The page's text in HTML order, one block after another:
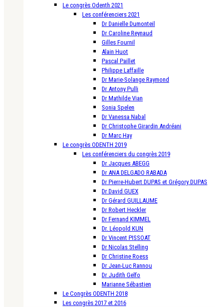
Le congrès Odenth 2021
Les conférenciers 2021
Dr Danielle Dumonteil
Dr Caroline Reynaud
Gilles Fournil
Alain Huot
Pascal Paillet
Philippe Laffaille
Dr Marie-Solange Raymond
Dr Antony Pulli
Dr Mathilde Vian
Sonia Spelen
Dr Vanessa Nabal
Dr Christophe Girardin Andréani
Dr Marc Hay
Le congrès ODENTH 2019
Les conférenciers du congrès 2019
Dr Jacques ABEGG
Dr ANA DELGADO RABADA
Dr Pierre-Hubert DUPAS et Grégory DUPAS
Dr David GUEX
Dr Gérard GUILLAUME
Dr Robert Heckler
Dr Fernand KIMMEL
Dr. Léopold KUN
Dr Vincent PISSOAT
Dr Nicolas Stelling
Dr Christine Roess
Dr Jean-Luc Rannou
Dr Judith Gelfo
Marianne Sébastien
Le Congrès ODENTH 2018
Les congrès 2017 et 2016